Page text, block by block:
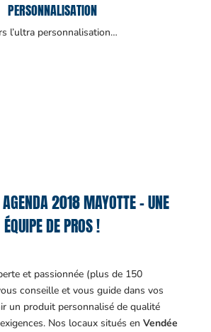
PERSONNALISATION
l’ultra personnalisation…
2018 MAYOTTE – UNE
ÉQUIPE DE PROS !
et passionnée (plus de 150
conseille et vous guide dans vos
un produit personnalisé de qualité
Nos locaux situés en Vendée